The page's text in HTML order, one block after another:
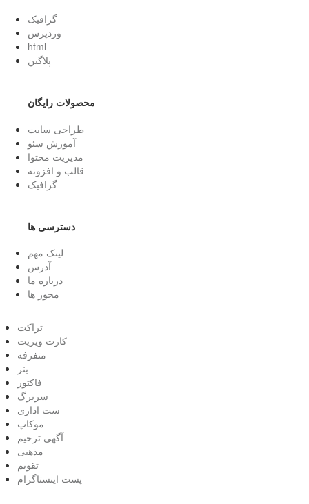
گرافیک
وردپرس
html
پلاگین
محصولات رایگان
طراحی سایت
آموزش سئو
مدیریت محتوا
قالب و افزونه
گرافیک
دسترسی ها
لینک مهم
آدرس
درباره ما
مجوز ها
تراکت
کارت ویزیت
متفرفه
بنر
فاکتور
سربرگ
ست اداری
موکاپ
آگهی ترحیم
مذهبی
تقویم
پست اینستاگرام